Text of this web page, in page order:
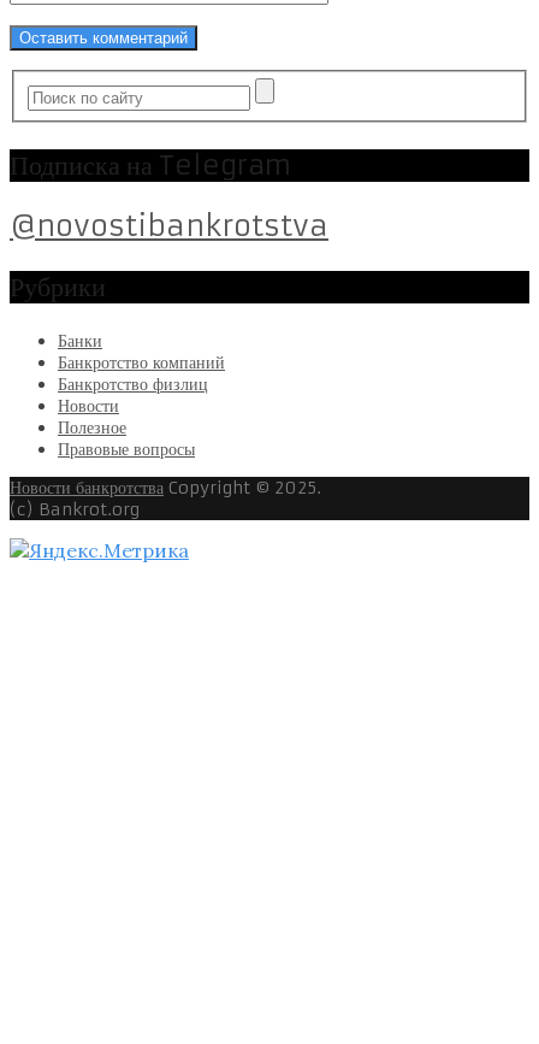
Подписка на Telegram
@novostibankrotstva
Рубрики
Банки
Банкротство компаний
Банкротство физлиц
Новости
Полезное
Правовые вопросы
Новости банкротства Copyright © 2025.
(c) Bankrot.org